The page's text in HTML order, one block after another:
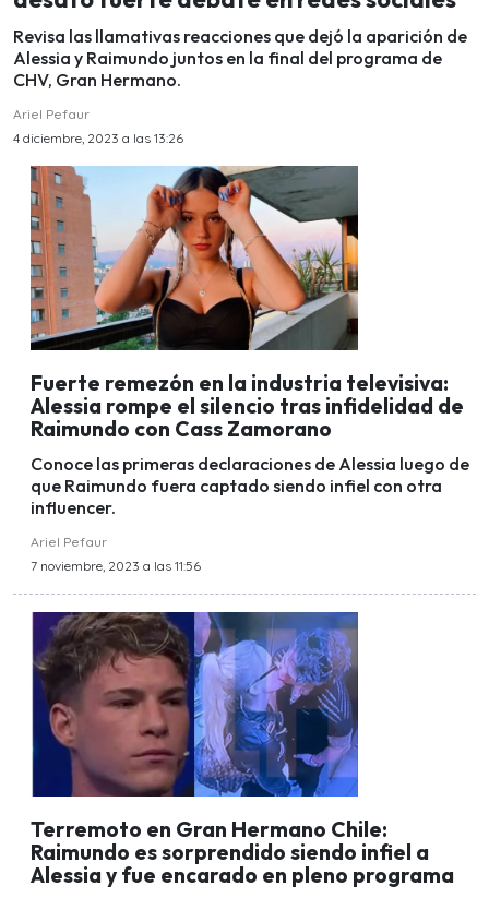
Revisa las llamativas reacciones que dejó la aparición de
Alessia y Raimundo juntos en la final del programa de
CHV, Gran Hermano.
Ariel Pefaur
4 diciembre, 2023 a las 13:26
Fuerte remezón en la industria televisiva:
Alessia rompe el silencio tras infidelidad de
Raimundo con Cass Zamorano
Conoce las primeras declaraciones de Alessia luego de
que Raimundo fuera captado siendo infiel con otra
influencer.
Ariel Pefaur
7 noviembre, 2023 a las 11:56
Terremoto en Gran Hermano Chile:
Raimundo es sorprendido siendo infiel a
Alessia y fue encarado en pleno programa